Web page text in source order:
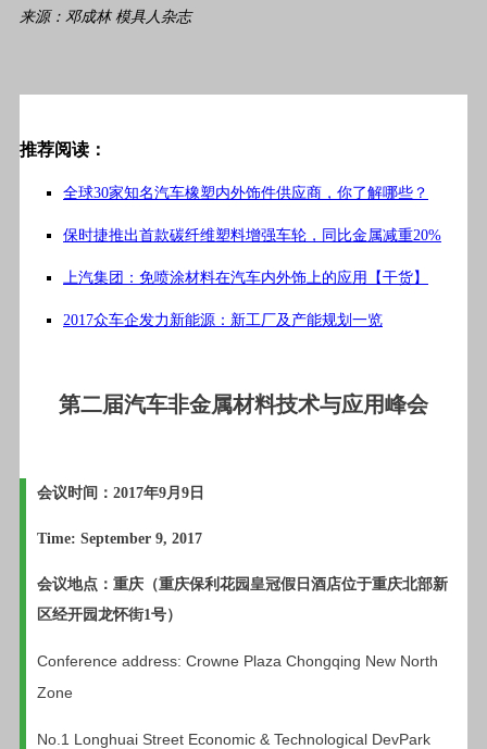
来源：邓成林 模具人杂志
推荐阅读：
全球30家知名汽车橡塑内外饰件供应商，你了解哪些？
保时捷推出首款碳纤维塑料增强车轮，同比金属减重20%
上汽集团：免喷涂材料在汽车内外饰上的应用【干货】
2017众车企发力新能源：新工厂及产能规划一览
第二届汽车非金属材料技术与应用峰会
会议时间：2017年9月9日
Time: September 9, 2017
会议地点：重庆（重庆保利花园皇冠假日酒店位于重庆北部新
区经开园龙怀街1号）
Conference address: Crowne Plaza Chongqing New North
Zone
No.1 Longhuai Street Economic & Technological DevPark